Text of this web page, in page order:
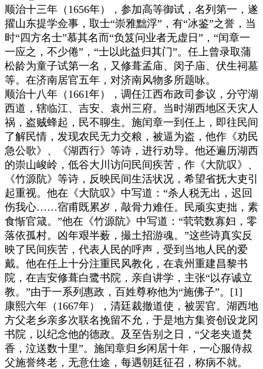
顺治十三年（1656年），参加高等御试，名列第一，遂
擢山东提学佥事，取士“崇雅黜浮”，有“冰鉴”之誉，当
时“四方名士”慕其名而“负笈问业者无虚日”，“闰章一
一应之，不少倦”，“士以此益归其门”。任上曾录取蒲
松龄为童子试第一名，又修葺孟庙、闵子庙、伏生祠墓
等。在济南居官五年，对济南风物多所题咏。
顺治十八年（1661年），调任江西布政司参议，分守湖
西道，辖临江、吉安、袁州三府。当时湖西地区天灾人
祸，盗贼蜂起，民不聊生。施闰章一到任上，即往民间
了解民情，发现农民无力交粮，被逼为盗，他作《劝民
急公歌》、《湖西行》等诗，进行劝导。他还遍历湖西
的崇山峻岭，低谷大川访问民间疾苦，作《大阬叹》、
《竹源阬》等诗，反映民间生活状况，希望省抚大吏引
起重视。他在《大阬叹》中写道：“杀人税无出，迟回
伤我心……宿甫既累岁，敲骨力难任。民顽实吏拙，素
食惭官箴。”他在《竹源阬》中写道：“茕茕数寡妇，零
落依孤村。凶年艰半薮，撮土招游魂。”这些诗真实反
映了民间疾苦，代表人民的呼声，受到当地人民的爱
戴。他在任上十分注重民风教化，在袁州重建昌黎书
院，在吉安修葺白鹭书院，亲自讲学，主张“以存诚立
教。”由于一系列惠政，百姓尊称他为“施佛子”。[1]
康熙六年（1667年），清廷裁撤道使，被罢官。湖西地
方父老乡亲多次联名挽留不允，于是地方集资创设龙冈
书院，以纪念他的德政。及至告别之日，“父老夹道焚
香，泣送数十里”。施闰章归乡闲居十年，一心服侍叔
父施誉终老，无意仕途，每遇朝廷征召，称病不就。